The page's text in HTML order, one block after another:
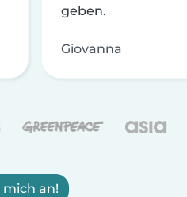
geben.
Giovanna
mich an!